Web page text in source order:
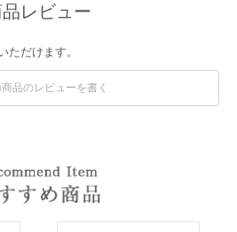
レビュー
ただけます。
品のレビューを書く